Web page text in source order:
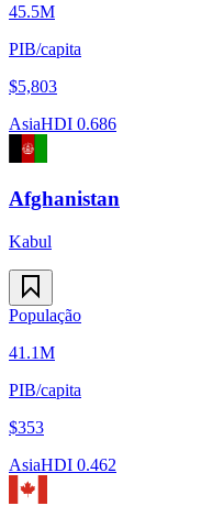
45.5M
PIB/capita
$5,803
AsiaHDI 0.686
Afghanistan
Kabul
População
41.1M
PIB/capita
$353
AsiaHDI 0.462